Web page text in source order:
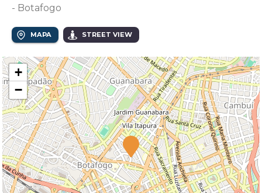
- Botafogo
MAPA STREET VIEW
+
−